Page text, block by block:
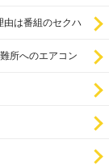
由は番組のセクハ
所へのエアコン